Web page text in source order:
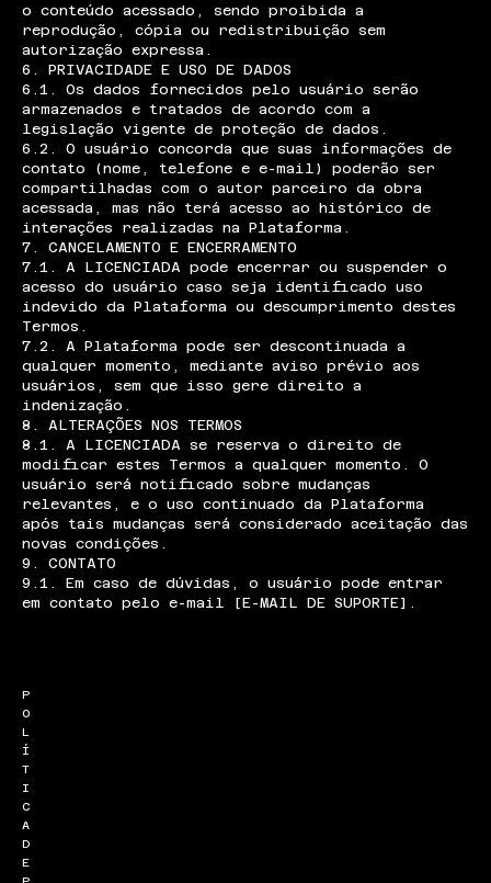
o conteúdo acessado, sendo proibida a
reprodução, cópia ou redistribuição sem
autorização expressa.
6. PRIVACIDADE E USO DE DADOS
6.1. Os dados fornecidos pelo usuário serão
armazenados e tratados de acordo com a
legislação vigente de proteção de dados.
6.2. O usuário concorda que suas informações de
contato (nome, telefone e e-mail) poderão ser
compartilhadas com o autor parceiro da obra
acessada, mas não terá acesso ao histórico de
interações realizadas na Plataforma.
7. CANCELAMENTO E ENCERRAMENTO
7.1. A LICENCIADA pode encerrar ou suspender o
acesso do usuário caso seja identificado uso
indevido da Plataforma ou descumprimento destes
Termos.
7.2. A Plataforma pode ser descontinuada a
qualquer momento, mediante aviso prévio aos
usuários, sem que isso gere direito a
indenização.
8. ALTERAÇÕES NOS TERMOS
8.1. A LICENCIADA se reserva o direito de
modificar estes Termos a qualquer momento. O
usuário será notificado sobre mudanças
relevantes, e o uso continuado da Plataforma
após tais mudanças será considerado aceitação das
novas condições.
9. CONTATO
9.1. Em caso de dúvidas, o usuário pode entrar
em contato pelo e-mail [E-MAIL DE SUPORTE].
P
O
L
Í
T
I
C
A
D
E